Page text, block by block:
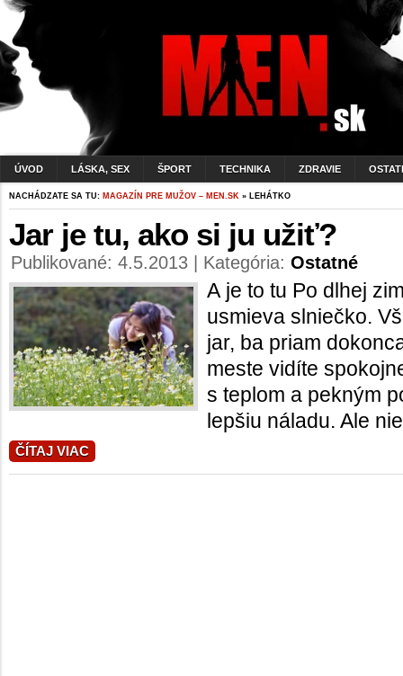
ÚVOD LÁSKA, SEX ŠPORT TECHNIKA ZDRAVIE
NACHÁDZATE SA TU: MAGAZÍN PRE MUŽOV – MEN.SK » LEHÁTKO
Jar je tu, ako si ju užiť?
Publikované: 4.5.2013 | Kategória: Ostatné
A je to tu Po dlhej
usmieva slniečko.
jar, ba priam
meste vidíte
s teplom a pekným
lepšiu náladu. Ale
ČÍTAJ VIAC